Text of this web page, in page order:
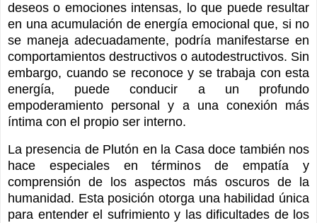
deseos o emociones intensas, lo que puede resultar
en una acumulación de energía emocional que, si no
se maneja adecuadamente, podría manifestarse en
comportamientos destructivos o autodestructivos. Sin
embargo, cuando se reconoce y se trabaja con esta
energía, puede conducir a un profundo
empoderamiento personal y a una conexión más
íntima con el propio ser interno.
La presencia de Plutón en la Casa doce también nos
hace especiales en términos de empatía y
comprensión de los aspectos más oscuros de la
humanidad. Esta posición otorga una habilidad única
para entender el sufrimiento y las dificultades de los